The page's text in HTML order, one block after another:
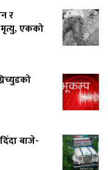
र
एकको
बाजे-